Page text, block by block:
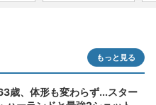
もっと見る
歳、体形も変わらず...スター